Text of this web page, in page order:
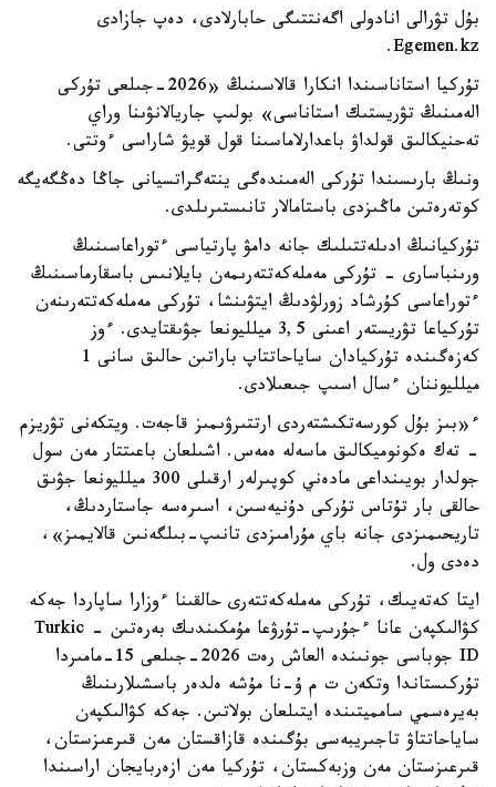
بۇل تۋرالى انادولى اگەنتتىگى حابارلادى، دەپ جازادى
Egemen.kz.
تۇركيا استاناسىندا انكارا قالاسىنىڭ «2026-جىلعى تۇركى
الەمىنىڭ تۋريستىك استاناسى» بولىپ جاريالانۋىنا وراي
تەحنيكالىق قولداۋ باعدارلاماسىنا قول قويۋ شاراسى ءوتتى.
ونىڭ بارىسىندا تۇركى الەمىندەگى ينتەگراتسيانى جاڭا دەڭگەيگە
كوتەرەتىن ماڭىزدى باستامالار تانىستىرىلدى.
تۇركيانىڭ ادىلەتتىلىك جانە دامۋ پارتياسى ءتوراعاسىنىڭ
ورىنباسارى - تۇركى مەملەكەتتەرىمەن بايلانىس باسقارماسىنىڭ
ءتوراعاسى كۇرشاد زورلۋدىڭ ايتۋىنشا، تۇركى مەملەكەتتەرىنەن
تۇركياعا تۋريستەر اعىنى 3,5 ميلليونعا جۋىقتايدى. ءوز
كەزەگىندە تۇركيادان ساياحاتتاپ باراتىن حالىق سانى 1
ميلليوننان ءسال اسىپ جىعىلادى.
ء«بىز بۇل كورسەتكىشتەردى ارتتىرۋىمىز قاجەت. ويتكەنى تۋريزم
- تەك ەكونوميكالىق ماسەلە ەمەس. اشىلعان باعىتتار مەن سول
جولدار بويىنداعى مادەني كوپىرلەر ارقىلى 300 ميلليونعا جۋىق
حالقى بار تۇتاس تۇركى دۇنيەسىن، اسىرەسە جاستاردىڭ،
تاريحىمىزدى جانە باي مۇرامىزدى تانىپ-بىلگەنىن قالايمىز»،
دەدى ول.
ايتا كەتەيىك، تۇركى مەملەكەتتەرى حالقىنا ءوزارا ساپاردا جەكە
كۋالىكپەن عانا ءجۇرىپ-تۇرۋعا مۇمكىندىك بەرەتىن - Turkic
ID جوباسى جونىندە العاش رەت 2026-جىلعى 15-مامىردا
تۇركىستاندا وتكەن ت م ۇ-نا مۇشە ەلدەر باسشىلارىنىڭ
بەيرەسمي سامميتىندە ايتىلعان بولاتىن. جەكە كۋالىكپەن
ساياحاتتاۋ تاجىريبەسى بۇگىندە قازاقستان مەن قىرعىزستان،
قىرعىزستان مەن وزبەكستان، تۇركيا مەن ازەربايجان اراسىندا